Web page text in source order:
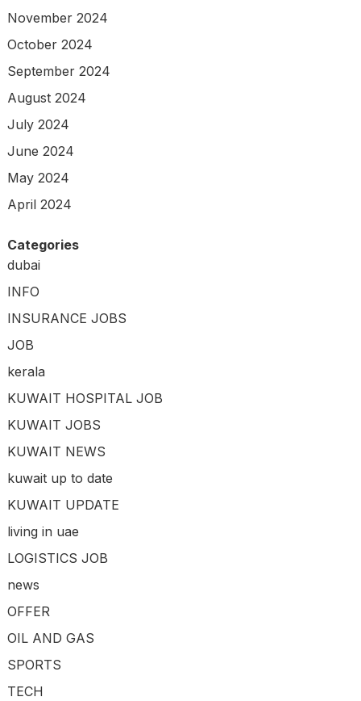
November 2024
October 2024
September 2024
August 2024
July 2024
June 2024
May 2024
April 2024
Categories
dubai
INFO
INSURANCE JOBS
JOB
kerala
KUWAIT HOSPITAL JOB
KUWAIT JOBS
KUWAIT NEWS
kuwait up to date
KUWAIT UPDATE
living in uae
LOGISTICS JOB
news
OFFER
OIL AND GAS
SPORTS
TECH